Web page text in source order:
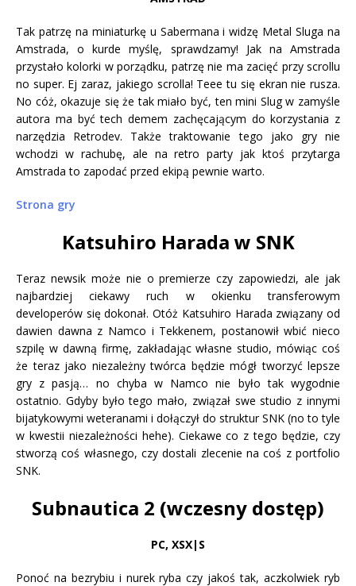
Tak patrzę na miniaturkę u Sabermana i widzę Metal Sluga na
Amstrada, o kurde myślę, sprawdzamy! Jak na Amstrada
przystało kolorki w porządku, patrzę nie ma zacięć przy scrollu
no super. Ej zaraz, jakiego scrolla! Teee tu się ekran nie rusza.
No cóż, okazuje się że tak miało być, ten mini Slug w zamyśle
autora ma być tech demem zachęcającym do korzystania z
narzędzia Retrodev. Także traktowanie tego jako gry nie
wchodzi w rachubę, ale na retro party jak ktoś przytarga
Amstrada to zapodać przed ekipą pewnie warto.
Strona gry
Katsuhiro Harada w SNK
Teraz newsik może nie o premierze czy zapowiedzi, ale jak
najbardziej ciekawy ruch w okienku transferowym
developerów się dokonał. Otóż Katsuhiro Harada związany od
dawien dawna z Namco i Tekkenem, postanowił wbić nieco
szpilę w dawną firmę, zakładając własne studio, mówiąc coś
że teraz jako niezależny twórca będzie mógł tworzyć lepsze
gry z pasją… no chyba w Namco nie było tak wygodnie
ostatnio. Gdyby było tego mało, związał swe studio z innymi
bijatykowymi weteranami i dołączył do struktur SNK (no to tyle
w kwestii niezależności hehe). Ciekawe co z tego będzie, czy
stworzą coś własnego, czy dostali zlecenie na coś z portfolio
SNK.
Subnautica 2 (wczesny dostęp)
PC, XSX|S
Ponoć na bezrybiu i nurek ryba czy jakoś tak, aczkolwiek ryb